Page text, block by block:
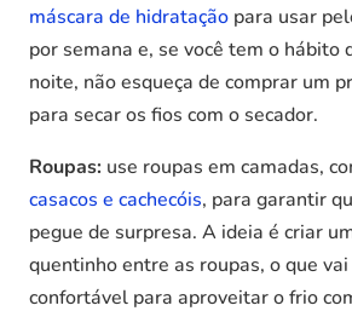
máscara de hidratação para usar
por semana e, se você tem o hábito
noite, não esqueça de comprar um
para secar os fios com o secador.
Roupas: use roupas em camadas,
casacos e cachecóis, para garantir
pegue de surpresa. A ideia é criar
quentinho entre as roupas, o que
confortável para aproveitar o frio